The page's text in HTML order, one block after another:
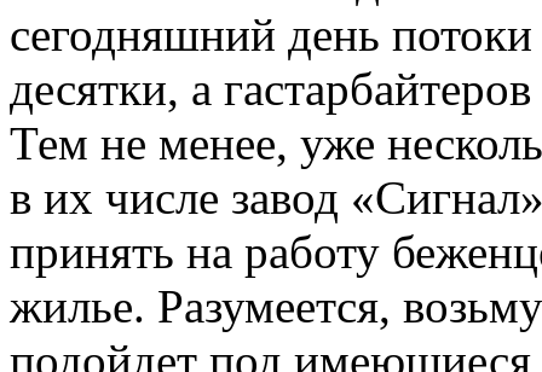
сегодняшний день
десятки, а
Тем не менее, уже
в их числе завод
принять на работу
жилье. Разумеется,
подойдет под